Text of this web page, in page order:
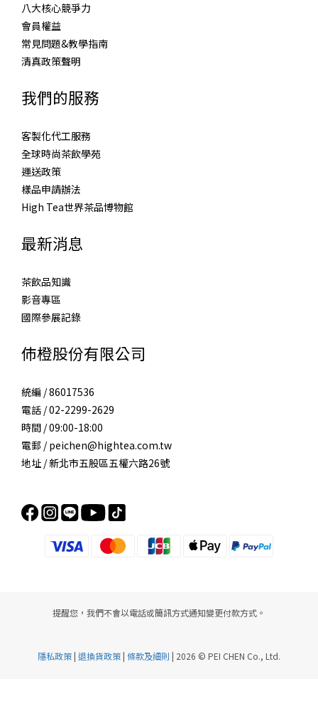
八大核心競爭力
會員權益
常見問題&教學指南
清真政策聲明
我們的服務
客製化代工服務
全球時尚茶飲學苑
運送政策
樣品申請辦法
High Tea世界茶品博物館
最新消息
茶飲品知識
影音專區
國際參展記錄
伂橙股份有限公司
統編 / 86017536
電話 / 02-2299-2629
時間 / 09:00-18:00
電郵 / peichen@hightea.com.tw
地址 / 新北市五股區五權六路26號
提醒您，我們不會以電話或簡訊方式通知變更付款方式。
隱私政策| 退換貨政策| 條款及細則 | 2026 © PEI CHEN Co., Ltd.